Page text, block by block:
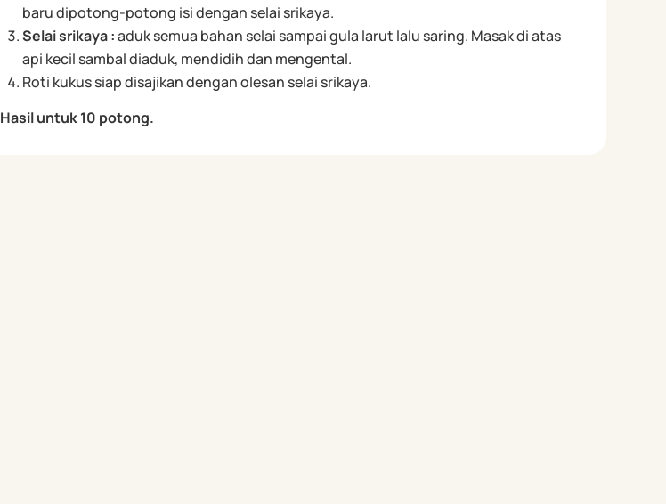
baru dipotong-potong isi dengan selai srikaya.
Selai srikaya :aduk semua bahan selai sampai gula larut lalu saring. Masak di atas
api kecil sambal diaduk, mendidih dan mengental.
Roti kukus siap disajikan dengan olesan selai srikaya.
Hasil untuk 10 potong.